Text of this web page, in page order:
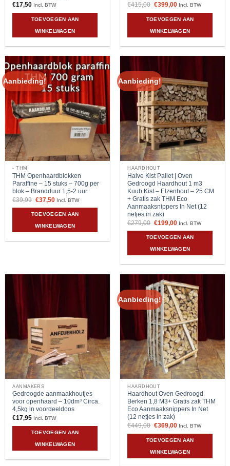
€17,50 Incl. BTW
TOEVOEGEN AAN
WINKELWAGEN
€415,00 Oorspronkelijke
was:
€415,00.
€399,00Huidige
is:
€399,00.
Incl. BTW
TOEVOEGEN AAN
WINKELWAGEN
Aanbieding!
- THM
THM Openhaardblokken
Paraffine – 15 stuks – 700g per
blok – Brandduur 1,5-2 uur
€39,99 Oorspronkelijke
was:
€39,99.
€37,50Huidige
is:
€37,50.
Incl. BTW
TOEVOEGEN AAN
WINKELWAGEN
Aanbieding!
HAARDHOUT
Halve Kist Pallet | Oven
Gedroogd Haardhout 1 m3
Kuub Kist – Elzenhout – 25 CM
+ Gratis zak THM Eco
Aanmaaksnippers In Net (12
netjes in zak)
€279,00 Oorspronkelijke
was:
€279,00.
€199,00Huidige
is:
€199,00.
Incl. BTW
TOEVOEGEN AAN
WINKELWAGEN
AANMAKERS
Gedroogde aanmaakhoutjes
voor openhaard – 10dm³ Circa.
4,5kg in voordeeldoos
€17,95 Incl. BTW
TOEVOEGEN AAN
WINKELWAGEN
Aanbieding!
HAARDHOUT
Haardhout Oven Gedroogd
Berken 1,8 M3+ Gratis zak THM
Eco Aanmaaksnippers In Net
(12 netjes in zak)
€449,00 Oorspronkelijke
was:
€449,00.
€369,00Huidige
is:
€369,00.
Incl. BTW
TOEVOEGEN AAN
WINKELWAGEN